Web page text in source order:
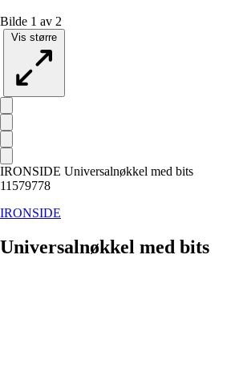
Bilde 1 av 2
Vis større
IRONSIDE Universalnøkkel med bits
11579778
IRONSIDE
Universalnøkkel med bits